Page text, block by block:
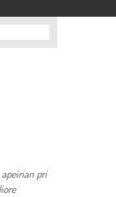
pri